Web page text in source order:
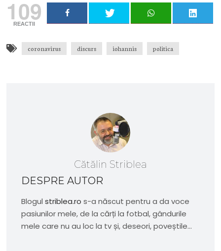
109
REACTII
coronavirus discurs iohannis politica
Cătălin Striblea
DESPRE AUTOR
Blogulstriblea.ro s-a născut pentru a da voce
pasiunilor mele, de la cărți la fotbal, gândurile
mele care nu au loc la tv și, deseori, poveștile...